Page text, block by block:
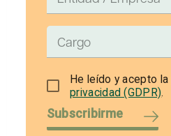
He leído y acepto la
privacidad (GDPR).
Subscribirme